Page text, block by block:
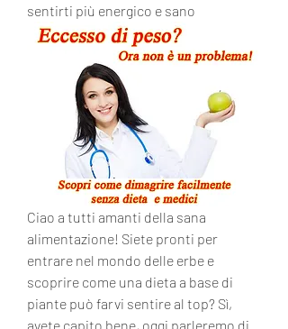
sentirti più energico e sano
Ciao a tutti amanti della sana
alimentazione! Siete pronti per
entrare nel mondo delle erbe e
scoprire come una dieta a base di
piante può farvi sentire al top? Sì,
avete capito bene, oggi parleremo di